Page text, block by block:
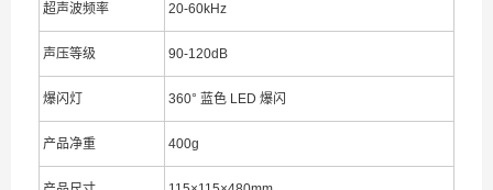
超声波频率 20-60kHz
声压等级 90-120dB
爆闪灯 360° 蓝色 LED 爆闪
产品净重 400g